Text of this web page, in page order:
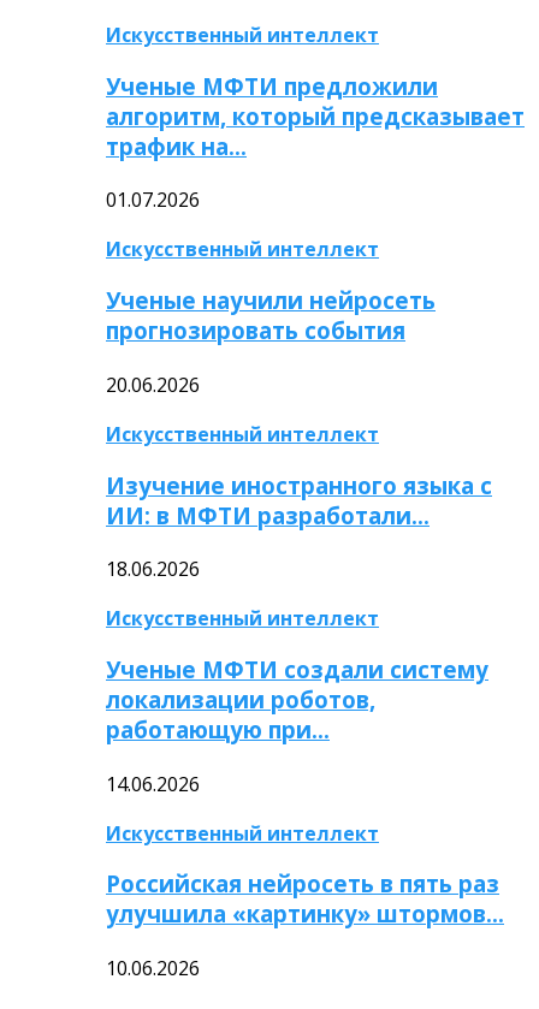
Искусственный интеллект
Ученые МФТИ предложили
алгоритм, который предсказывает
трафик на…
01.07.2026
Искусственный интеллект
Ученые научили нейросеть
прогнозировать события
20.06.2026
Искусственный интеллект
Изучение иностранного языка с
ИИ: в МФТИ разработали…
18.06.2026
Искусственный интеллект
Ученые МФТИ создали систему
локализации роботов,
работающую при…
14.06.2026
Искусственный интеллект
Российская нейросеть в пять раз
улучшила «картинку» штормов…
10.06.2026